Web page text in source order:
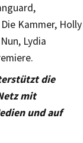
Kammer, Holly
Lydia
die
mit
und auf